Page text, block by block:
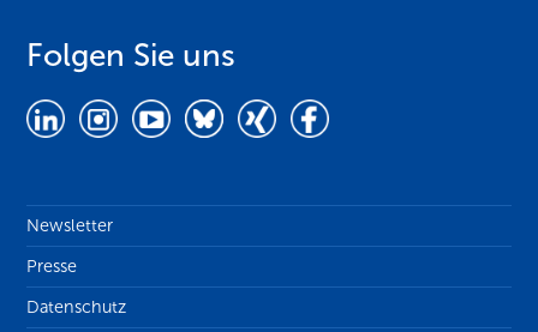
Folgen Sie uns
Newsletter
Presse
Datenschutz